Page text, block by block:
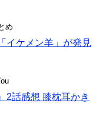
め
イケメン羊」が発見
2話感想 膝枕耳かき